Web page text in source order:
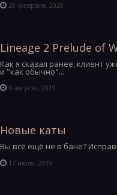
20 февраля, 2020
Lineage 2 Prelude of
Как я сказал ранее, клиент
и "как обычно"...
6 августа, 2019
Новые каты
Вы всё ещё не в бане?
17 июля, 2019